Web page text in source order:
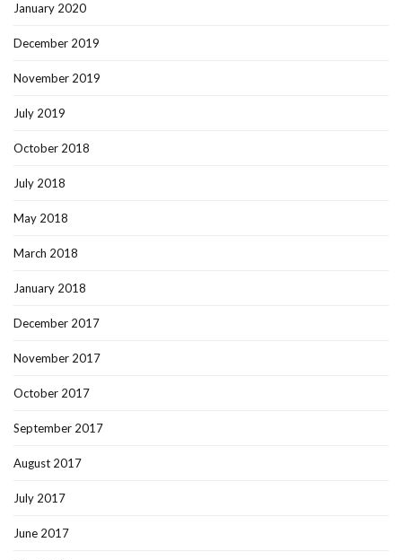
January 2020
December 2019
November 2019
July 2019
October 2018
July 2018
May 2018
March 2018
January 2018
December 2017
November 2017
October 2017
September 2017
August 2017
July 2017
June 2017